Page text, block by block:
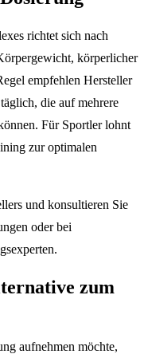
richtet sich nach
körperlicher
empfehlen Hersteller
die auf mehrere
Für Sportler lohnt
zur optimalen
und konsultieren Sie
oder bei
zum
aufnehmen möchte,